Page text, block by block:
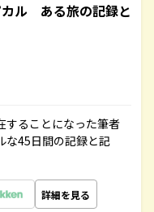
カル ある旅の記録と
することになった筆者
な45日間の記録と記
詳細を見る